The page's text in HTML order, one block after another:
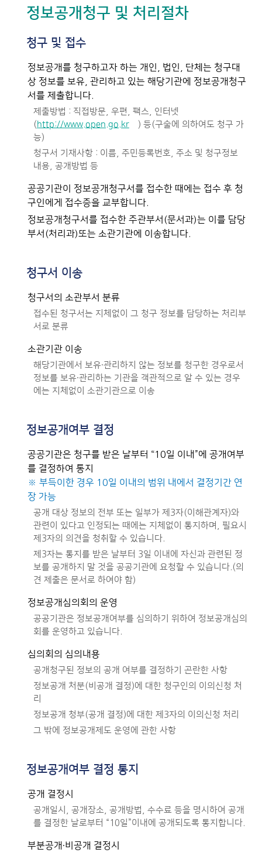
정보공개청구 및 처리절차
청구 및 접수
정보공개를 청구하고자 하는 개인, 법인, 단체는 청구대
상 정보를 보유, 관리하고 있는 해당기관에 정보공개청구
서를 제출합니다.
제출방법 : 직접방문, 우편, 팩스, 인터넷
(http://www.open.go.kr
) 등(구술에 의하여도 청구 가
능)
청구서 기재사항 : 이름, 주민등록번호, 주소 및 청구정보
내용, 공개방법 등
공공기관이 정보공개청구서를 접수한 때에는 접수 후 청
구인에게 접수증을 교부합니다.
정보공개청구서를 접수한 주관부서(문서과)는 이를 담당
부서(처리과)또는 소관기관에 이송합니다.
청구서 이송
청구서의 소관부서 분류
접수된 청구서는 지체없이 그 청구 정보를 담당하는 처리부
서로 분류
소관기관 이송
해당기관에서 보유·관리하지 않는 정보를 청구한 경우로서
정보를 보유·관리하는 기관을 객관적으로 알 수 있는 경우
에는 지체없이 소관기관으로 이송
정보공개여부 결정
공공기관은 청구를 받은 날부터 “10일 이내”에 공개여부
를 결정하여 통지
※ 부득이한 경우 10일 이내의 범위 내에서 결정기간 연
장 가능
공개 대상 정보의 전부 또는 일부가 제3자(이해관계자)와
관련이 있다고 인정되는 때에는 지체없이 통지하며, 필요시
제3자의 의견을 청취할 수 있습니다.
제3자는 통지를 받은 날부터 3일 이내에 자신과 관련된 정
보를 공개하지 말 것을 공공기관에 요청할 수 있습니다.(의
견 제출은 문서로 하여야 함)
정보공개심의회의 운영
공공기관은 정보공개여부를 심의하기 위하여 정보공개심의
회를 운영하고 있습니다.
심의회의 심의내용
공개청구된 정보의 공개 여부를 결정하기 곤란한 사항
정보공개 처분(비공개 결정)에 대한 청구인의 이의신청 처
리
정보공개 청부(공개 결정)에 대한 제3자의 이의신청 처리
그 밖에 정보공개제도 운영에 관한 사항
정보공개여부 결정 통지
공개 결정시
공개일시, 공개장소, 공개방법, 수수료 등을 명시하여 공개
를 결정한 날로부터 “10일”이내에 공개되도록 통지합니다.
부분공개·비공개 결정시